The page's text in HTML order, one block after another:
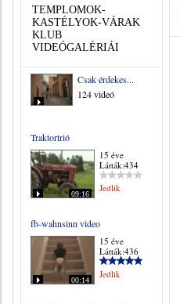
TEMPLOMOK-
KASTÉLYOK-VÁRAK
KLUB
VIDEÓGALÉRIÁI
Csak érdekes...
124 videó
Traktortrió
09:16
15 éve
Látták:434
Jedlik
fb-wahnsinn video
00:14
15 éve
Látták:436
Jedlik